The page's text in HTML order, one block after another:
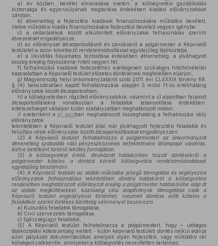
a) év közben, bevétel elmaradása esetén, a költségvetési gazdálkodás
biztonsága és egyensúlyának megtartása érdekében kiadási előirányzatokat
zároljon,
b) átmenetileg a fejlesztési kiadások finanszírozására működési bevételt,
illetve működési kiadás finanszírozására fejlesztési bevételt vegyen igénybe,
c) a céltartalékok között elkülönített előirányzatok felhasználás szerinti
átvezetését engedélyezze,
d) az előirányzat átcsoportosításról és zárolásáról a polgármester a Képviselő
testületet a soron következő rendeletmódosítással egyidejűleg tájékoztatja,
e) a likviditás folyamatos biztosítása érdekében átmenetileg, a jóváhagyott
összeg erejéig folyószámla-hitelt vegyen fel,
f) felhalmozási kiadások fedezetéhez esetlegesen szükséges hitelfelvétellel
kapcsolatban a Képviselő testület előzetes döntésének megfelelően eljárjon,
g) Magyarország helyi önkormányzatairól szóló 2011. évi CLXXXIX törvény 68.
§ (4) bekezdésében kapott felhatalmazása alapján 5 millió Ft-os értékhatárig
előirányzatok között átcsoportosítson,
h) a költségvetésben rögzített előirányzatokra, valamint a c) alpontban felsorolt
átcsoportosításokra vonatkozóan a feladatok lebonyolítása érdekében,
kötelezettséget vállaljon külön szabályzatban meghatározott módon,
i) esetenként ag) pontban meghatározott összeghatárig a felhalmozási célú
előirányzatok
tekintetében a Képviselő testület által már jóváhagyott fejlesztési feladatok és
felújítási célok előirányzatai között átcsoportosításokat engedélyezzen.
(2)
A Képviselő testület felhatalmazza a polgármestert az önkormányzat
átmenetileg szabaddá váló pénzeszközeinek befektetésére állampapír vásárlás,
illetve betétként történő lekötés formájában.
(3)
A költségvetést érintő, átruházott hatáskörben hozott döntésekről a
polgármester köteles a döntést követő költségvetési rendeletmódosítással
egyidejűleg beszámolni.
(4) A Képviselő testület az alábbi működési jellegű támogatási és segélyezési
előirányzatok felhasználása tekintetében döntési hatáskörét a költségvetési
rendeletben meghatározott előirányzat erejéig a polgármester hatáskörébe adja át
az alábbi megkötésekkel: közösségi célú alapítványok támogatása csak a
Képviselő testület engedélyével történhet, valamint döntése előtt köteles a
feladatkör szerint illetékes bizottság véleményét beszerezni.
a) Kulturális feladatok támogatása,
b) Civil szervezetek támogatása,
c) Egészségügyi feladatok,
(5) A Képviselő testület felhatalmazza a polgármestert, hogy – utólagos
tájékoztatási kötelezettség mellett - külön képviselő testületi döntés nélkül aláírja
azon pályázati dokumentációkat, amelyek olyan fejlesztési, vagy működési cél
költségeit csökkentik, amelyeket a költségvetés nevesítetten tartalmaz.